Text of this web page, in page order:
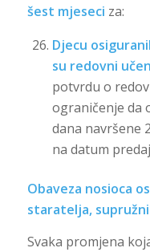
šest mjeseci za:
Djecu
su redovni
potvrdu o
ograničenje da
dana navršene
na datum
Obaveza nosioca
staratelja,
Svaka promjena